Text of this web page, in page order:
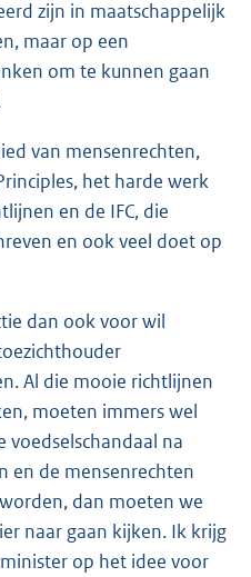
zijn in maatschappelijk
maar op een
om te kunnen gaan
van mensenrechten,
het harde werk
en de IFC, die
en ook veel doet op
dan ook voor wil
Al die mooie richtlijnen
moeten immers wel
voedselschandaal na
en de mensenrechten
dan moeten we
naar gaan kijken. Ik krijg
op het idee voor